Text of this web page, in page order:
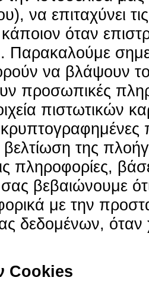
να επιταχύνει
όταν
Παρακαλούμε
να βλάψουν
προσωπικές
πιστωτικών
της
πληροφορίες,
βεβαιώνουμε ότι
με την
δεδομένων, όταν
Cookies